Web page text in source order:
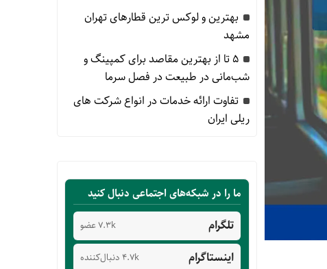
بهترین و لوکس ترین قطارهای تهران
مشهد
۵ تا از بهترین مقاصد برای کمپینگ و
شب‌مانی در طبیعت در فصل سرما
تفاوت ارائه خدمات در انواع شرکت های
ریلی ایران
ما را در شبکه‌های اجتماعی دنبال کنید
تلگرام 7.3k عضو
اینستاگرام 4.7k دنبال‌کننده